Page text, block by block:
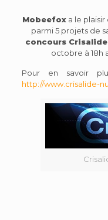
Mobeefox a le
parmi 5 projets de
concours
octobre à 18h
Pour en savoir
http://www.crisalide-